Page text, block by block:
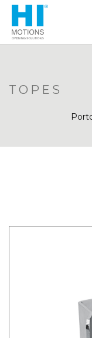
TOPES